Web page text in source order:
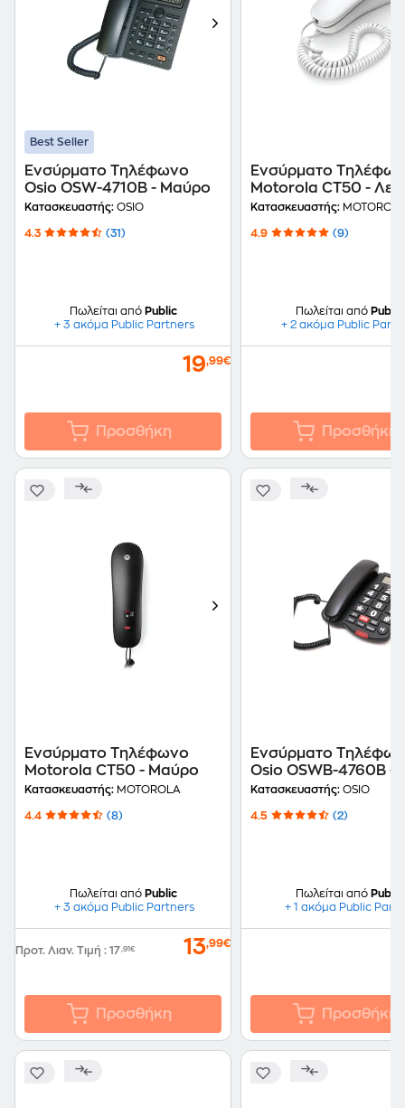
Best Seller
Ενσύρματο Τηλέφωνο
Osio OSW-4710B - Μαύρο
Κατασκευαστής: OSIO
4.3 (31)
Πωλείται από Public
+ 3 ακόμα Public Partners
19,99€
Προσθήκη
Ενσύρματο
Motorola CT50 -
Κατασκευαστής:
4.9 (9)
Πωλείται από Public
+ 2 ακόμα Public
Προσθήκη
Ενσύρματο Τηλέφωνο
Motorola CT50 - Μαύρο
Κατασκευαστής: MOTOROLA
4.4 (8)
Πωλείται από Public
+ 3 ακόμα Public Partners
Προτ. Λιαν. Τιμή : 17,91€ 13,99€
Προσθήκη
Ενσύρματο
Osio OSWB-4760B -
Μαύρο
Κατασκευαστής: OSIO
4.5 (2)
Πωλείται από Public
+ 1 ακόμα Public
Προσθήκη